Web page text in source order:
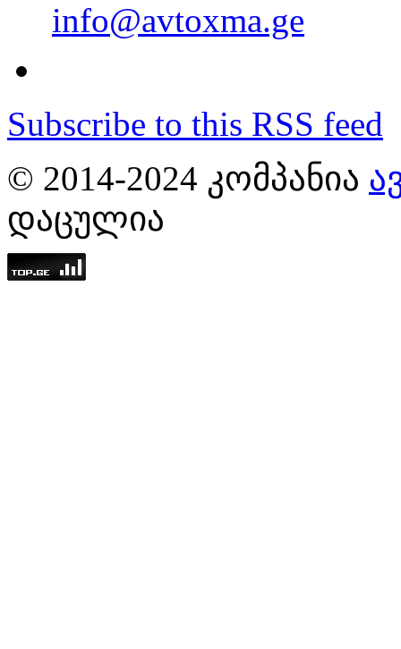
info@avtoxma.ge
Subscribe to this RSS feed
© 2014-2024 ᲙᲝᲛᲞᲐᲜᲘᲐ
ᲓᲐᲪᲣᲚᲘᲐ